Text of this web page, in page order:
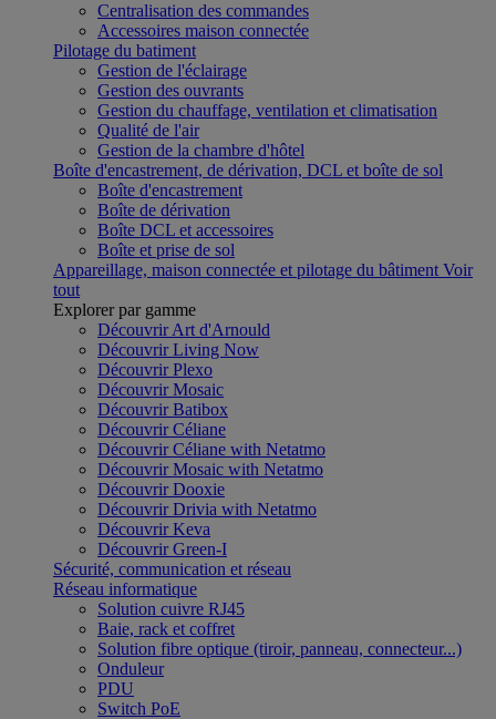
Centralisation des commandes
Accessoires maison connectée
Pilotage du batiment
Gestion de l'éclairage
Gestion des ouvrants
Gestion du chauffage, ventilation et climatisation
Qualité de l'air
Gestion de la chambre d'hôtel
Boîte d'encastrement, de dérivation, DCL et boîte de sol
Boîte d'encastrement
Boîte de dérivation
Boîte DCL et accessoires
Boîte et prise de sol
Appareillage, maison connectée et pilotage du bâtiment Voir
tout
Explorer par gamme
Découvrir Art d'Arnould
Découvrir Living Now
Découvrir Plexo
Découvrir Mosaic
Découvrir Batibox
Découvrir Céliane
Découvrir Céliane with Netatmo
Découvrir Mosaic with Netatmo
Découvrir Dooxie
Découvrir Drivia with Netatmo
Découvrir Keva
Découvrir Green-I
Sécurité, communication et réseau
Réseau informatique
Solution cuivre RJ45
Baie, rack et coffret
Solution fibre optique (tiroir, panneau, connecteur...)
Onduleur
PDU
Switch PoE